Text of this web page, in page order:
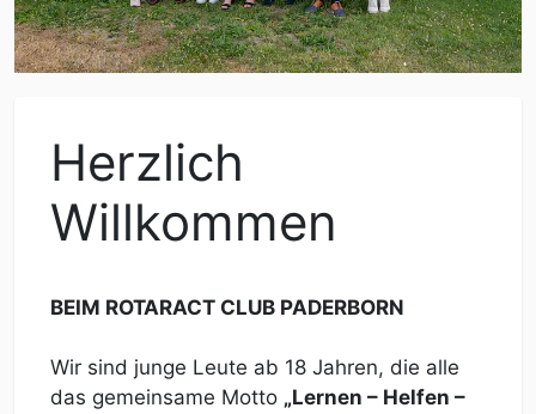
Herzlich
Willkommen
BEIM ROTARACT CLUB PADERBORN
Wir sind junge Leute ab 18 Jahren, die alle
das gemeinsame Motto „Lernen – Helfen –